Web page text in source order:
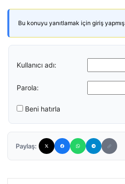
Bu konuyu yanıtlamak için giriş yapmış
Kullanıcı adı:
Parola:
Beni hatırla
Paylaş: